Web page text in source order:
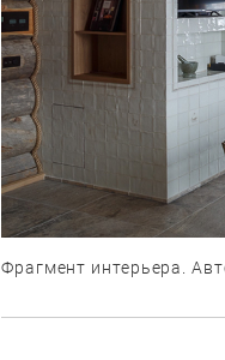
Фрагмент интерьера.